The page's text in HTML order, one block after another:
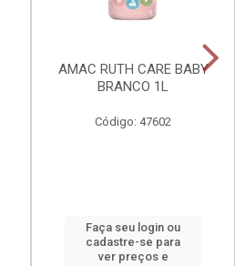
AMAC RUTH CARE BABY
BRANCO 1L
Código: 47602
Faça seu login ou
cadastre-se para
ver preços e